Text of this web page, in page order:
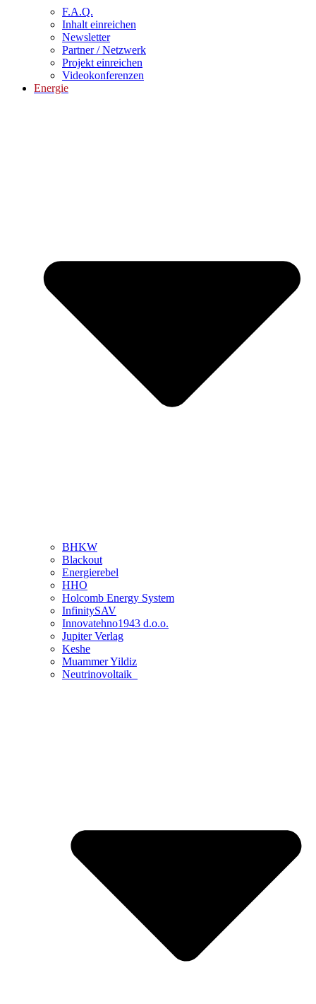
F.A.Q.
Inhalt einreichen
Newsletter
Partner / Netzwerk
Projekt einreichen
Videokonferenzen
Energie
BHKW
Blackout
Energierebel
HHO
Holcomb Energy System
InfinitySAV
Innovatehno1943 d.o.o.
Jupiter Verlag
Keshe
Muammer Yildiz
Neutrinovoltaik